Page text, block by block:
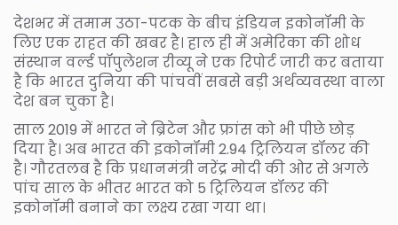
देशभर में तमाम उठा-पटक के बीच इंडियन इकोनॉमी के
लिए एक राहत की खबर है। हाल ही में अमेरिका की शोध
संस्थान वर्ल्ड पॉपुलेशन रीव्यू ने एक रिपोर्ट जारी कर बताया
है कि भारत दुनिया की पांचवीं सबसे बड़ी अर्थव्यवस्था वाला
देश बन चुका है।
साल 2019 में भारत ने ब्रिटेन और फ्रांस को भी पीछे छोड़
दिया है। अब भारत की इकोनॉमी 2.94 ट्रिलियन डॉलर की
है। गौरतलब है कि प्रधानमंत्री नरेंद्र मोदी की ओर से अगले
पांच साल के भीतर भारत को 5 ट्रिलियन डॉलर की
इकोनॉमी बनाने का लक्ष्य रखा गया था।